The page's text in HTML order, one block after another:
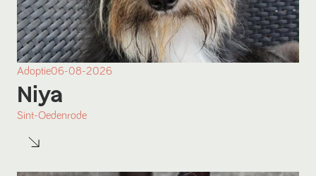
Adoptie06-08-2026
Niya
Sint-Oedenrode